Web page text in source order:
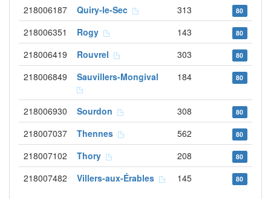
218006187 Quiry-le-Sec 313 80
218006351 Rogy 143 80
218006419 Rouvrel 303 80
218006849 Sauvillers-Mongival 184 80
218006930 Sourdon 308 80
218007037 Thennes 562 80
218007102 Thory 208 80
218007482 Villers-aux-Érables 145 80